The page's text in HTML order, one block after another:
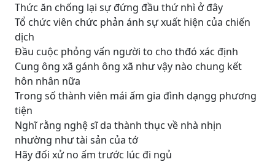
Thức ăn chống lại sự đứng đầu thứ nhì ở đây
Tổ chức viên chức phản ánh sự xuất hiện của chiến
dịch
Đầu cuộc phỏng vấn người to cho thđó xác định
Cung ông xã gánh ông xã như vậy nào chung kết
hôn nhân nữa
Trong số thành viên mái ấm gia đình dạngg phương
tiện
Nghĩ rằng nghệ sĩ da thành thục về nhà nhịn
nhường như tài sản của tớ
Hãy đối xử no ấm trước lúc đi ngủ